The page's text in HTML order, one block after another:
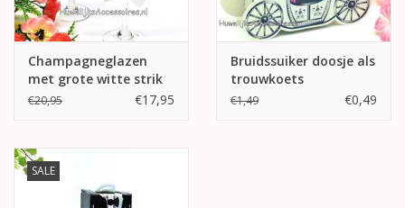
Champagneglazen
met grote witte strik
€20,95 €17,95
Bruidssuiker doosje als
trouwkoets
€1,49 €0,49
SALE